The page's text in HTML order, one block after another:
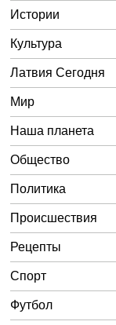
Истории
Культура
Латвия Сегодня
Мир
Наша планета
Общество
Политика
Происшествия
Рецепты
Спорт
Футбол